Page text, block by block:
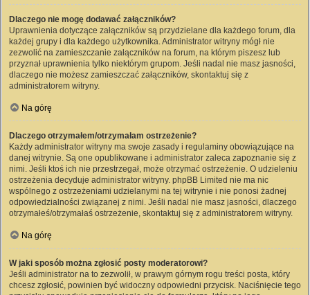
Dlaczego nie mogę dodawać załączników?
Uprawnienia dotyczące załączników są przydzielane dla każdego forum, dla
każdej grupy i dla każdego użytkownika. Administrator witryny mógł nie
zezwolić na zamieszczanie załączników na forum, na którym piszesz lub
przyznał uprawnienia tylko niektórym grupom. Jeśli nadal nie masz jasności,
dlaczego nie możesz zamieszczać załączników, skontaktuj się z
administratorem witryny.
Na górę
Dlaczego otrzymałem/otrzymałam ostrzeżenie?
Każdy administrator witryny ma swoje zasady i regulaminy obowiązujące na
danej witrynie. Są one opublikowane i administrator zaleca zapoznanie się z
nimi. Jeśli ktoś ich nie przestrzegał, może otrzymać ostrzeżenie. O udzieleniu
ostrzeżenia decyduje administrator witryny. phpBB Limited nie ma nic
wspólnego z ostrzeżeniami udzielanymi na tej witrynie i nie ponosi żadnej
odpowiedzialności związanej z nimi. Jeśli nadal nie masz jasności, dlaczego
otrzymałeś/otrzymałaś ostrzeżenie, skontaktuj się z administratorem witryny.
Na górę
W jaki sposób można zgłosić posty moderatorowi?
Jeśli administrator na to zezwolił, w prawym górnym rogu treści posta, który
chcesz zgłosić, powinien być widoczny odpowiedni przycisk. Naciśnięcie tego